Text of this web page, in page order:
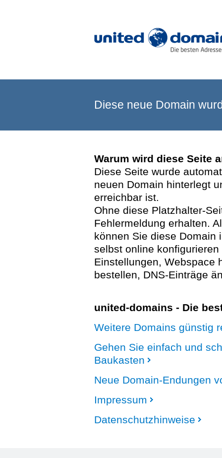
Diese neue Domain
Warum wird diese Seite
Diese Seite wurde
neuen Domain hinterlegt
erreichbar ist.
Ohne diese Platzhalter-
Fehlermeldung erhalten.
können Sie diese Domain
selbst online
Einstellungen, Webspace
bestellen, DNS-Einträge
united-domains - Die
Weitere Domains günstig
Gehen Sie einfach und
Baukasten
Neue Domain-Endungen
Impressum
Datenschutzhinweise